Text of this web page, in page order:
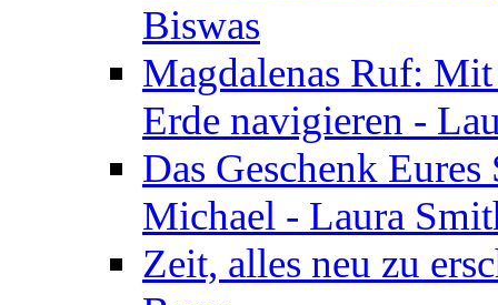
Biswas
Magdalenas Ruf:
Erde navigieren -
Das Geschenk
Michael - Laura
Zeit, alles neu zu